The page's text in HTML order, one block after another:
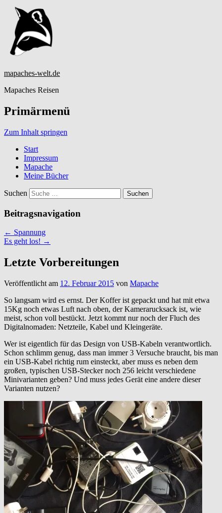
mapaches-welt.de
Mapaches Reisen
Primärmenü
Zum Inhalt springen
Start
Impressum
Mapache
Meine Bücher
Suchen
Beitragsnavigation
← Spannung
Es geht los! →
Letzte Vorbereitungen
Veröffentlicht am 12. Februar 2015 von Mapache
So langsam wird es ernst. Der Koffer ist gepackt und hat mit etwa
15Kg noch etwas Luft nach oben, der Kamerarucksack ist, wie
meist, schon voll bestückt. Jetzt kommt nur noch der Fluch des
Digitalnomaden: Netzteile, Kabel und Kleingeräte.
Wer ist eigentlich für das Design von USB-Kabeln verantwortlich.
Schon schlimm genug, dass man immer 3 Versuche braucht, bis man
ein USB-Kabel richtig rum einsteckt, aber muss es neben dem
großen, typischen USB-Stecker noch 256 leicht verschiedene
Minivarianten geben? Und muss jedes Gerät eine andere dieser
Varianten nutzen?